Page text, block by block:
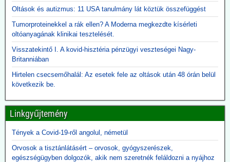
hogy a szakmai szervezetek világossá tették, hogy nincs elég
ember ennyi gép üzemeltetésére. A kormány felülvizsgálja az akkor
kötött szerződéseket, a vizsgálatot pedig a Külügyminisztérium
folytatja majd le, azonnali hatállyal.
A használhatatlan lélegeztetőgépek tárolása is horribilis összegbe
került: több mint 2,3 milliárd forint volt eddig a raktárköltség.
Közzétevő: Teljesen mellékes, hogy volt-e (van-e) elég ember ennyi
gép üzemeltetésére. A gépek használata kontraproduktív, nem
gyógyítja az influenzás beteget, hanem sietteti, elősegíti halálukat.
szolgált: a 120 milliárd lenyúlását. Ennyi volt a különbség a
gyárkapunál érvényes ár, és a magyar adófizető által kifizetett 300
milliárd között.
A gépek vásárlása emellett hozzájárult a pszichoterrorhoz, ami
aztán ahhoz vezetett, hogy az emberek önként sorba álltak, hogy
fölvehessék a génterápiás oltást.
Oltások és autizmus: 11 USA tanulmány lát köztük összefüggést
Tumorproteinekkel a rák ellen? A Moderna megkezdte kísérleti
oltóanyagának klinikai tesztelését.
Visszatekintő I. A kovid-hisztéria pénzügyi veszteségei Nagy-
Britanniában
Hirtelen csecsemőhalál: Az esetek fele az oltások után 48 órán belül
következik be.
Linkgyűjtemény
Tények a Covid-19-ről angolul, németül
Orvosok a tisztánlátásért – orvosok, gyógyszerészek,
egészségügyben dolgozók, akik nem szeretnék feláldozni a nyájhoz